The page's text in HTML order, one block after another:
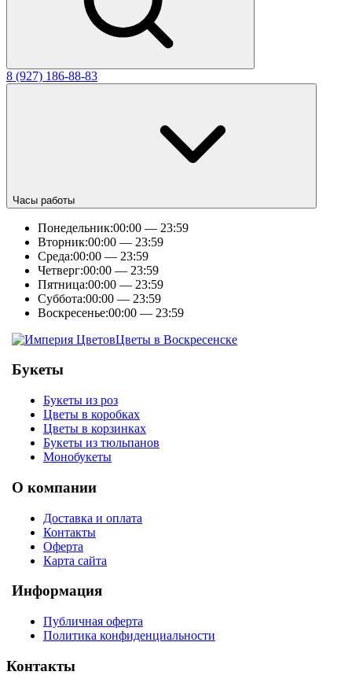
8 (927) 186-88-83
Часы работы
Понедельник:00:00 — 23:59
Вторник:00:00 — 23:59
Среда:00:00 — 23:59
Четверг:00:00 — 23:59
Пятница:00:00 — 23:59
Суббота:00:00 — 23:59
Воскресенье:00:00 — 23:59
Цветы в Воскресенске
Букеты
Букеты из роз
Цветы в коробках
Цветы в корзинках
Букеты из тюльпанов
Монобукеты
О компании
Доставка и оплата
Контакты
Оферта
Карта сайта
Информация
Публичная оферта
Политика конфиденциальности
Контакты